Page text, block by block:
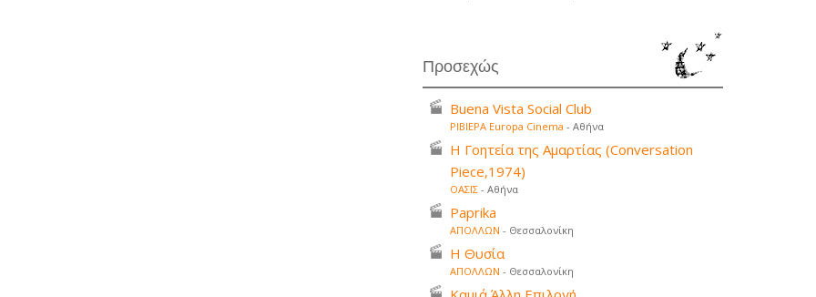
Προσεχώς
Buena Vista Social Club
ΡΙΒΙΕΡΑ Europa Cinema - Αθήνα
Η Γοητεία της Αμαρτίας (Conversation
Piece,1974)
ΟΑΣΙΣ - Αθήνα
Paprika
ΑΠΟΛΛΩΝ - Θεσσαλονίκη
Η Θυσία
ΑΠΟΛΛΩΝ - Θεσσαλονίκη